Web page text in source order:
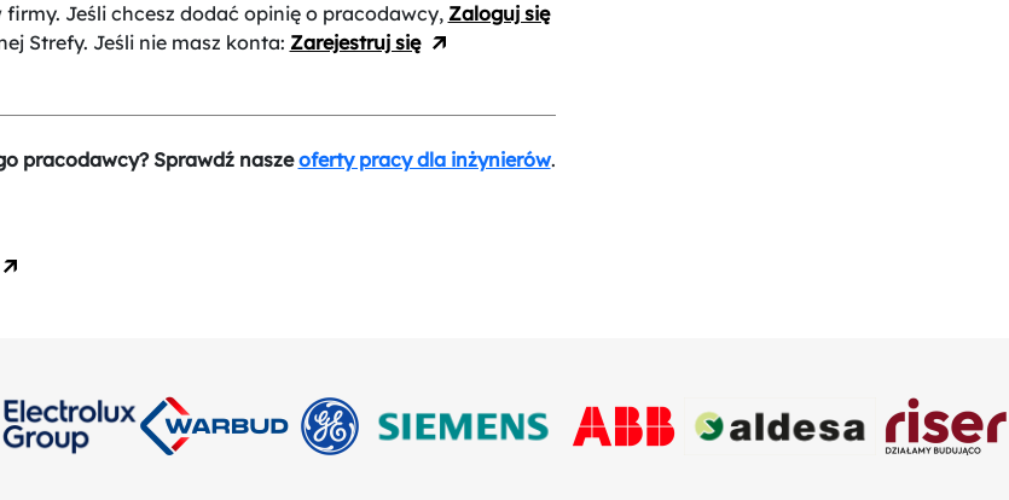
firmy. Jeśli chcesz dodać opinię o pracodawcy, Zaloguj się
Strefy. Jeśli nie masz konta: Zarejestruj się
pracodawcy? Sprawdź naszeoferty pracy dla inżynierów.